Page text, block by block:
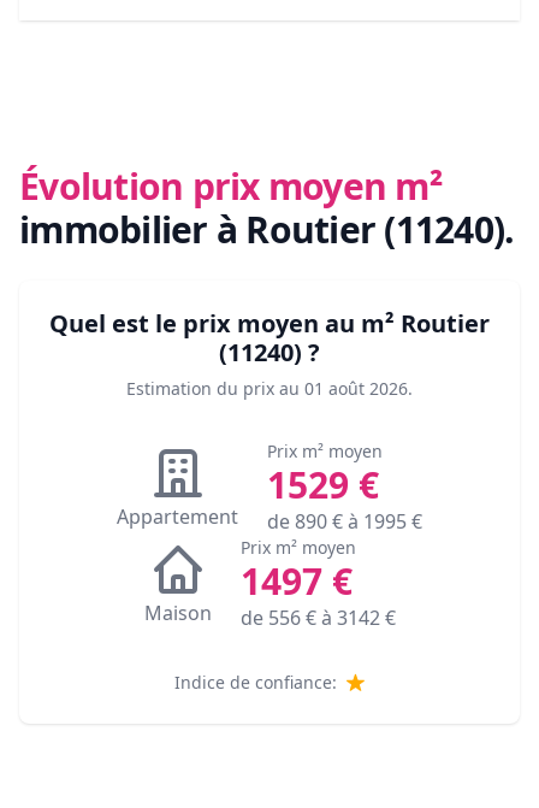
Évolution prix moyen m²
immobilier à Routier (11240).
Quel est le prix moyen au m² Routier
(11240) ?
Estimation du prix au 01 août 2026.
Appartement
Prix m² moyen
1529 €
de890€ à 1995€
Maison
Prix m² moyen
1497€
de 556€ à 3142€
Indice de confiance: